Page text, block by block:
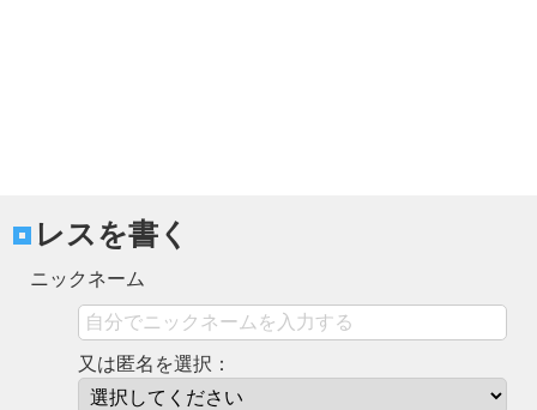
レスを書く
ニックネーム
又は匿名を選択：